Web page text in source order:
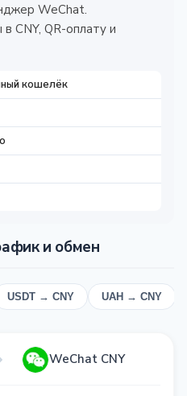
WeChat.
CNY, QR-оплату и
кошелёк
и обмен
USDT → CNY UAH → CNY
WeChat CNY